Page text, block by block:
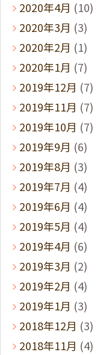
2020年4月 (10)
2020年3月 (3)
2020年2月 (1)
2020年1月 (7)
2019年12月 (7)
2019年11月 (7)
2019年10月 (7)
2019年9月 (6)
2019年8月 (3)
2019年7月 (4)
2019年6月 (4)
2019年5月 (4)
2019年4月 (6)
2019年3月 (2)
2019年2月 (4)
2019年1月 (3)
2018年12月 (3)
2018年11月 (4)